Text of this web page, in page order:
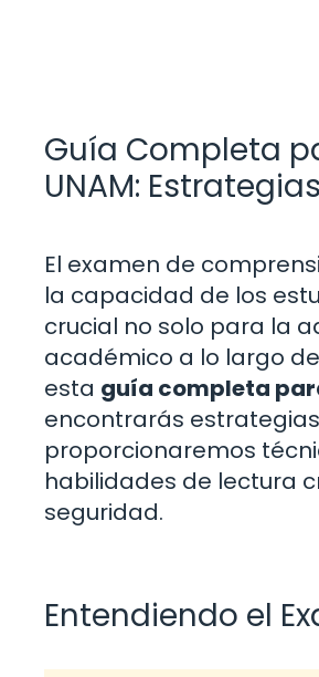
Guía Completa
UNAM:
El examen de
la capacidad de los
crucial no solo para la
académico a lo largo
esta guía completa
encontrarás
proporcionaremos
habilidades de lectura
seguridad.
Entendiendo el